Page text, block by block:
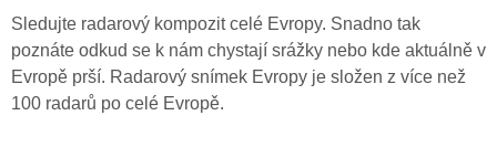
Sledujte radarový kompozit celé Evropy. Snadno tak
poznáte odkud se k nám chystají srážky nebo kde aktuálně v
Evropě prší. Radarový snímek Evropy je složen z více než
100 radarů po celé Evropě.